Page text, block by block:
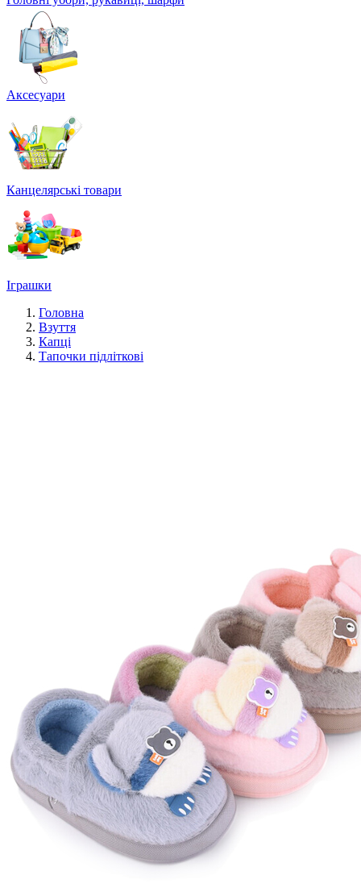
Аксесуари
Канцелярські товари
Іграшки
Головна
Взуття
Капці
Тапочки підліткові